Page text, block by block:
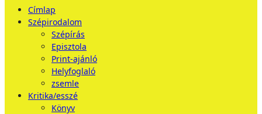
Címlap
Szépirodalom
Szépírás
Episztola
Print-ajánló
Helyfoglaló
zsemle
Kritika/esszé
Könyv